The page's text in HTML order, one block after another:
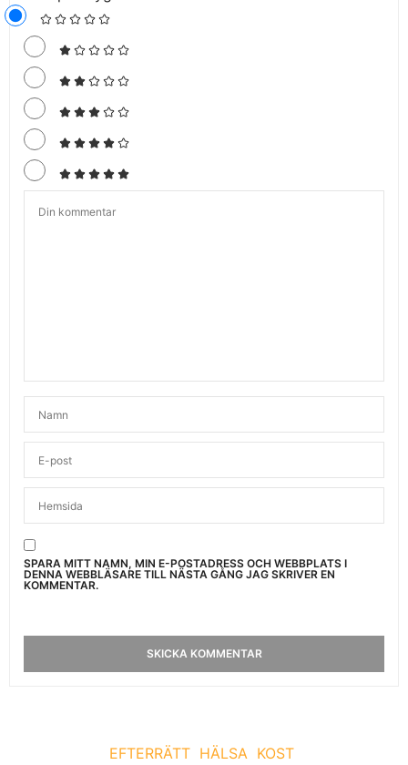
SPARA MITT NAMN, MIN E-POSTADRESS OCH WEBBPLATS I
DENNA WEBBLÄSARE TILL NÄSTA GÅNG JAG SKRIVER EN
KOMMENTAR.
EFTERRÄTT HÄLSA KOST